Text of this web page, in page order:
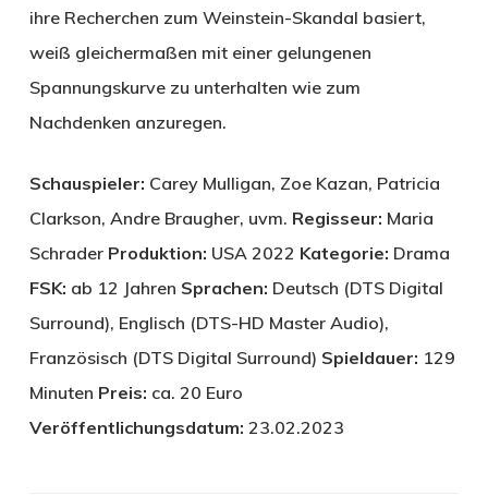
ihre Recherchen zum Weinstein-Skandal basiert,
weiß gleichermaßen mit einer gelungenen
Spannungskurve zu unterhalten wie zum
Nachdenken anzuregen.
Schauspieler: Carey Mulligan, Zoe Kazan, Patricia
Clarkson, Andre Braugher, uvm. Regisseur: Maria
Schrader Produktion: USA 2022 Kategorie: Drama
FSK: ab 12 Jahren Sprachen: Deutsch (DTS Digital
Surround), Englisch (DTS-HD Master Audio),
Französisch (DTS Digital Surround) Spieldauer: 129
Minuten Preis: ca. 20 Euro
Veröffentlichungsdatum: 23.02.2023